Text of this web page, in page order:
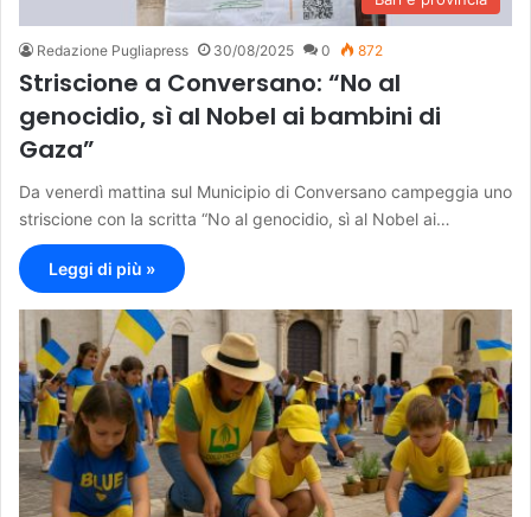
Redazione Pugliapress 30/08/2025 0 872
Striscione a Conversano: “No al
genocidio, sì al Nobel ai bambini di
Gaza”
Da venerdì mattina sul Municipio di Conversano campeggia uno
striscione con la scritta “No al genocidio, sì al Nobel ai…
Leggi di più »